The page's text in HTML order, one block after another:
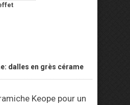
dalles en grès cérame
Keope pour un